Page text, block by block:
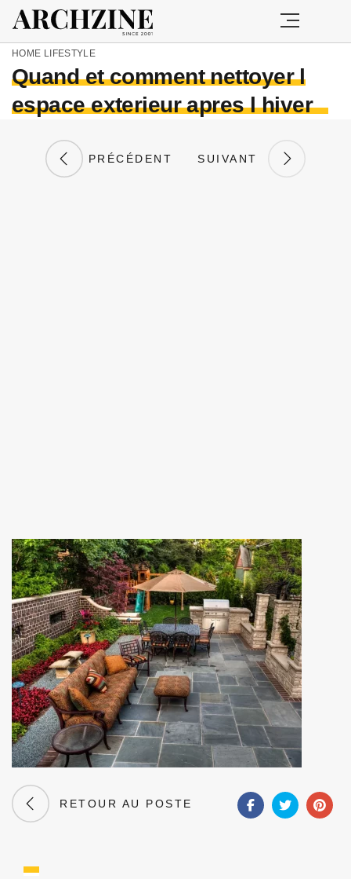
HOME LIFESTYLE
Quand et comment nettoyer l
espace exterieur apres l hiver
PRÉCÉDENT SUIVANT
RETOUR AU POSTE